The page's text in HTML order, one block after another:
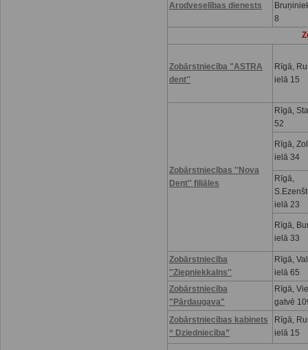
Arodveselības dienests
8
Zobārstniecība "ASTRA
dent''
Rīgā,
ielā 15
Zobārstniecības ''Nova
Dent'' filiāles
Rīgā,
52
Rīgā,
ielā 34
Rīgā,
ielā 23
Rīgā,
ielā 33
Zobārstniecība
''Ziepniekkalns''
Rīgā,
ielā 65
Zobārstniecība
"Pārdaugava"
Rīgā,
gatvē
Zobārstniecības kabinets
“ Dziedniecība”
Rīgā,
ielā 15